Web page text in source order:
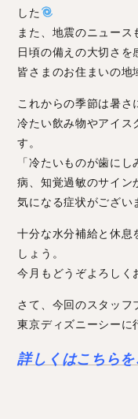
した
また、地震のニュー
日頃の備えの大切さを
皆さまのお住まいの地
これからの季節は暑さ
冷たい飲み物やアイス
す。
「冷たいものが歯に
病、知覚過敏のサイン
気になる症状がござ
十分な水分補給と休息
しょう。
今月もどうぞよろしく
さて、今回のスタッフ
東京ディズニーシーに
詳しくはこちらを